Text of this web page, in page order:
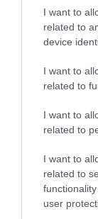
I want to
related to
device
I want to
related to
I want to
related to
I want to
related to
user